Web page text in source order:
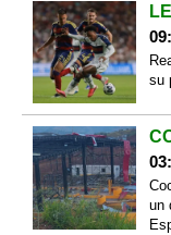
su
un